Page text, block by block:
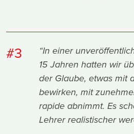
#3
“In einer
15 Jahren hatten wir
der Glaube, etwas mit
bewirken, mit
rapide abnimmt. Es
Lehrer realistischer